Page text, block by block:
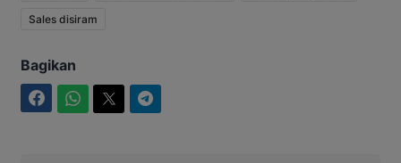
Sales disiram
Bagikan